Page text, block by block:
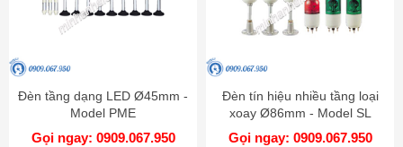
Đèn tầng dạng LED Ø45mm -
Model PME
Gọi ngay: 0909.067.950
Đèn tín hiệu nhiều tầng loại
xoay Ø86mm - Model SL
Gọi ngay: 0909.067.950